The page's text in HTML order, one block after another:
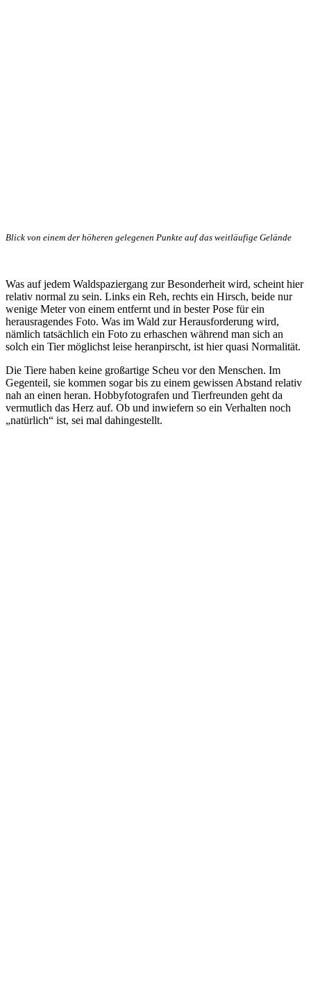
Blick von einem der höheren gelegenen Punkte auf das weitläufige Gelände
Was auf jedem Waldspaziergang zur Besonderheit wird, scheint hier
relativ normal zu sein. Links ein Reh, rechts ein Hirsch, beide nur
wenige Meter von einem entfernt und in bester Pose für ein
herausragendes Foto. Was im Wald zur Herausforderung wird,
nämlich tatsächlich ein Foto zu erhaschen während man sich an
solch ein Tier möglichst leise heranpirscht, ist hier quasi Normalität.
Die Tiere haben keine großartige Scheu vor den Menschen. Im
Gegenteil, sie kommen sogar bis zu einem gewissen Abstand relativ
nah an einen heran. Hobbyfotografen und Tierfreunden geht da
vermutlich das Herz auf. Ob und inwiefern so ein Verhalten noch
„natürlich“ ist, sei mal dahingestellt.